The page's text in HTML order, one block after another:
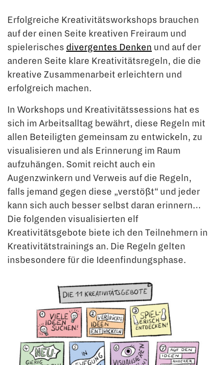
Erfolgreiche Kreativitätsworkshops brauchen
auf der einen Seite kreativen Freiraum und
spielerisches divergentes Denken und auf der
anderen Seite klare Kreativitätsregeln, die die
kreative Zusammenarbeit erleichtern und
erfolgreich machen.
In Workshops und Kreativitätssessions hat es
sich im Arbeitsalltag bewährt, diese Regeln mit
allen Beteiligten gemeinsam zu entwickeln, zu
visualisieren und als Erinnerung im Raum
aufzuhängen. Somit reicht auch ein
Augenzwinkern und Verweis auf die Regeln,
falls jemand gegen diese „verstößt“ und jeder
kann sich auch besser selbst daran erinnern…
Die folgenden visualisierten elf
Kreativitätsgebote biete ich den Teilnehmern in
Kreativitätstrainings an. Die Regeln gelten
insbesondere für die Ideenfindungsphase.